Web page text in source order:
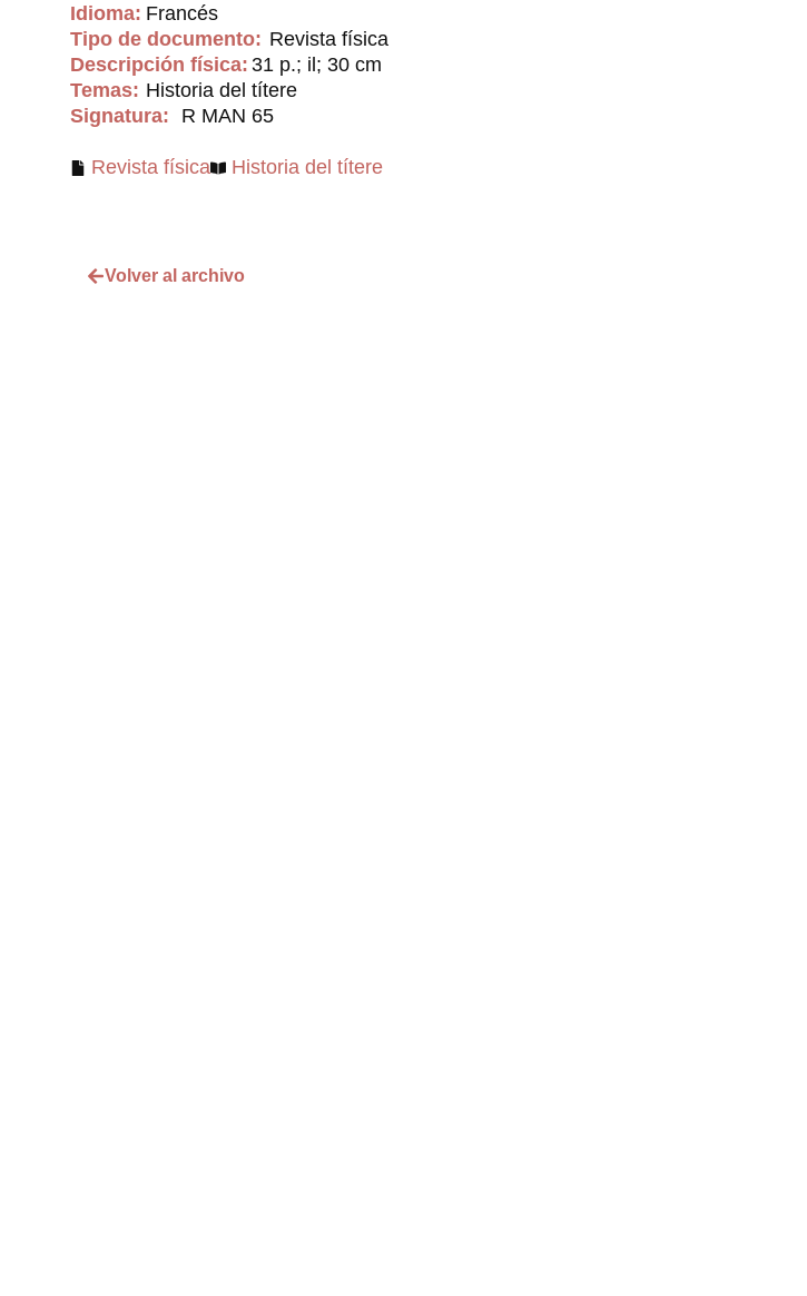
Idioma: Francés
Tipo de documento: Revista física
Descripción física: 31 p.; il; 30 cm
Temas: Historia del títere
Signatura:
R MAN 65
Revista física Historia del títere
Volver al archivo